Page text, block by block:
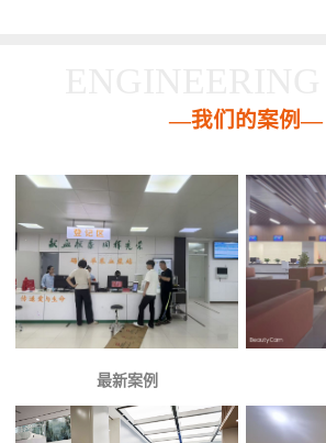
—我们的案例—
最新案例